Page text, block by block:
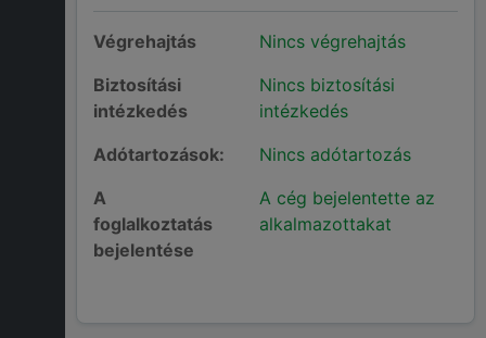
Végrehajtás
Nincs végrehajtás
Biztosítási
intézkedés
Nincs biztosítási
intézkedés
Adótartozások:
Nincs adótartozás
A
foglalkoztatás
bejelentése
A cég bejelentette az
alkalmazottakat